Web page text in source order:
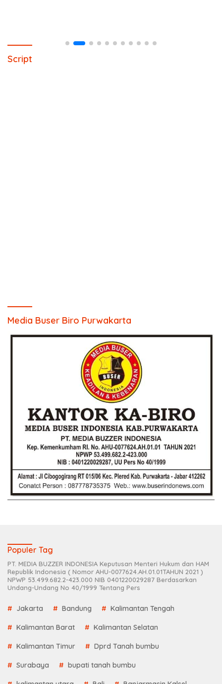
Script
Media Buser Biro Purwakarta
Populer Tag
PT. MEDIA BUZZER INDONESIA Keputusan Menteri Hukum dan HAM
Republik Indonesia ( Nomor AHU-0077624.AH.01.01TAHUN 2021 )
NPWP 53.499.682.2-423.000 NIB 0401220029287 Berdasarkan
Undang-Undang No 40/1999 Tentang Pers
Jakarta Bandung Kalimantan Tengah
Kalimantan Barat Kalimantan Selatan
Kalimantan Timur Dprd Tanah bumbu
Surabaya bupati tanah bumbu